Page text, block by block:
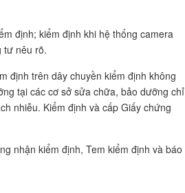
định; kiểm định khi hệ thống camera
tư nêu rõ.
định trên dây chuyền kiểm định không
tại các cơ sở sửa chữa, bảo dưỡng chỉ
nhiễu. Kiểm định và cấp Giấy chứng
nhận kiểm định, Tem kiểm định và báo